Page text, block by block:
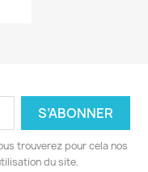
trouverez pour cela nos
du site.